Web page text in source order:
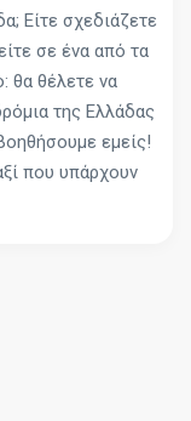
Είτε σχεδιάζετε
σε ένα από τα
θα θέλετε να
της Ελλάδας
εμείς!
που υπάρχουν